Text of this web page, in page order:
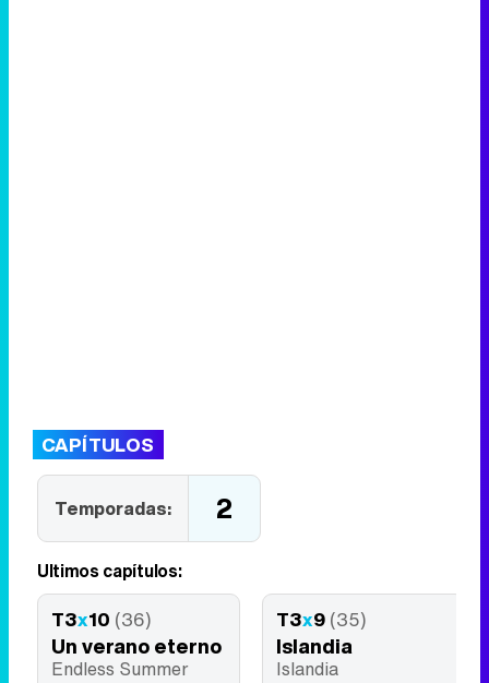
CAPÍTULOS
Temporadas: 2
Últimos capítulos:
T3x10 (36)
Un verano eterno
Endless Summer
T3x9 (35)
Islandia
Islandia